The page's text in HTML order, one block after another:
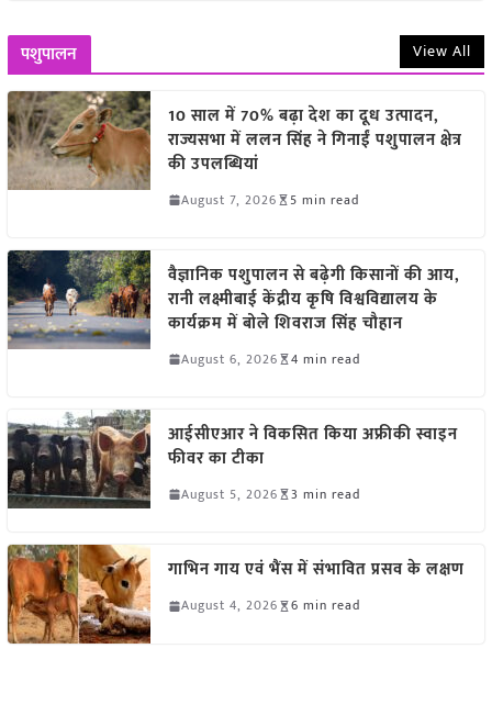
पशुपालन View All
10 साल में 70% बढ़ा देश का दूध उत्पादन,
राज्यसभा में ललन सिंह ने गिनाईं पशुपालन क्षेत्र
की उपलब्धियां
August 7, 2026 5 min read
वैज्ञानिक पशुपालन से बढ़ेगी किसानों की आय,
रानी लक्ष्मीबाई केंद्रीय कृषि विश्वविद्यालय के
कार्यक्रम में बोले शिवराज सिंह चौहान
August 6, 2026 4 min read
आईसीएआर ने विकसित किया अफ्रीकी स्वाइन
फीवर का टीका
August 5, 2026 3 min read
गाभिन गाय एवं भैंस में संभावित प्रसव के लक्षण
August 4, 2026 6 min read